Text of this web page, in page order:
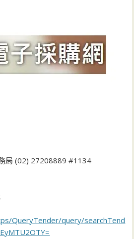
局 (02) 27208889 #1134
QueryTender/query/searchTend